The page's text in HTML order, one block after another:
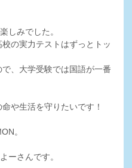
しみでした。
の実力テストはずっとトッ
、大学受験では国語が一番
や生活を守りたいです！
。
ーさんです。